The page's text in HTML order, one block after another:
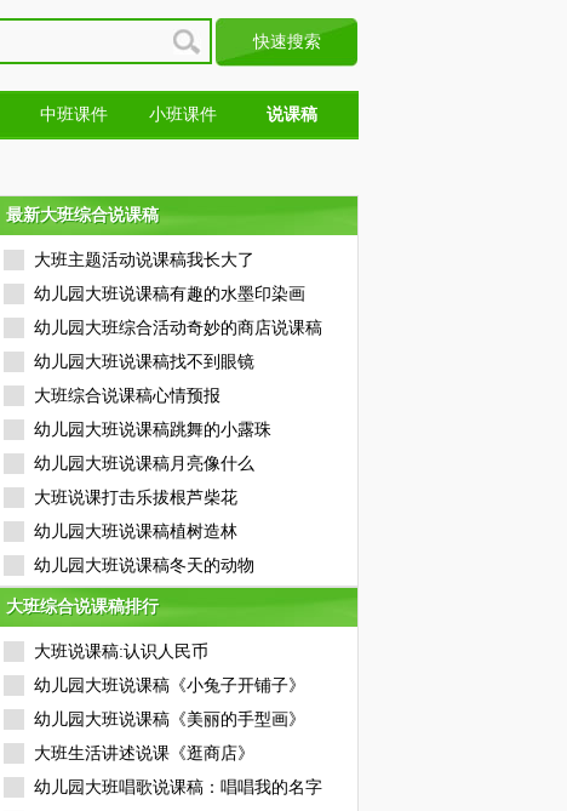
中班课件 小班课件 说课稿
最新大班综合说课稿
最新大班综合说课稿
大班主题活动说课稿我长大了
幼儿园大班说课稿有趣的水墨印染画
幼儿园大班综合活动奇妙的商店说课稿
幼儿园大班说课稿找不到眼镜
大班综合说课稿心情预报
幼儿园大班说课稿跳舞的小露珠
幼儿园大班说课稿月亮像什么
大班说课打击乐拔根芦柴花
幼儿园大班说课稿植树造林
幼儿园大班说课稿冬天的动物
大班综合说课稿排行
大班综合说课稿排行
大班说课稿:认识人民币
幼儿园大班说课稿《小兔子开铺子》
幼儿园大班说课稿《美丽的手型画》
大班生活讲述说课《逛商店》
幼儿园大班唱歌说课稿：唱唱我的名字